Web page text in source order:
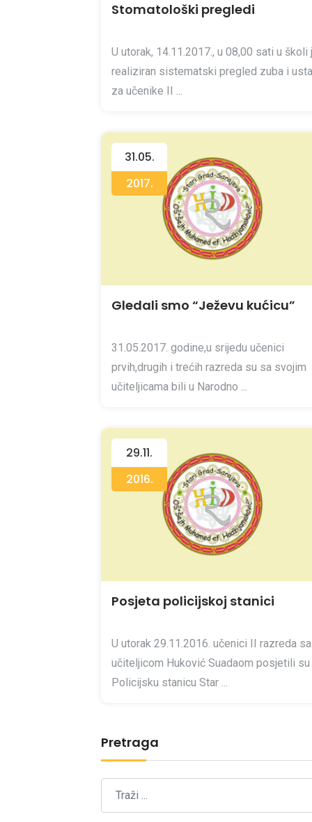
Stomatološki pregledi
U utorak, 14.11.2017., u 08,00 sati u školi
realiziran sistematski pregled zuba i usta
za učenike II ...
31.05.
2017.
Gledali smo “Ježevu kućicu”
31.05.2017. godine,u srijedu učenici
prvih,drugih i trećih razreda su sa svojim
učiteljicama bili u Narodno ...
29.11.
2016.
Posjeta policijskoj stanici
U utorak 29.11.2016. učenici II razreda sa
učiteljicom Huković Suadaom posjetili su
Policijsku stanicu Star ...
Pretraga